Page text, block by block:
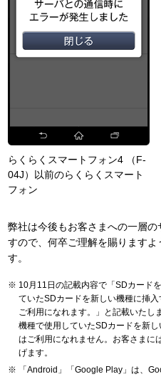
らくらくスマートフォン4 （F-
04J）以前のらくらくスマート
フォン
弊社は今後もお客さまへの一層
すので、何卒ご理解を賜ります
す。
10月11日の記載内容で「SDカード
ていたSDカードを新しい機種に挿
ご利用になれます。」と記載いたし
機種で使用していたSDカードを新
はご利用になれません。お客さまに
げます。
「Android」「Google Play」は、